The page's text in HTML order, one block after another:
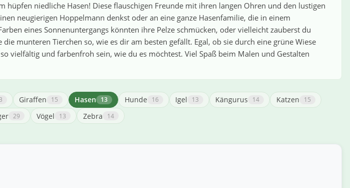
niedliche Hasen! Diese flauschigen Freunde mit ihren langen Ohren und den lustigen
neugierigen Hoppelmann denkst oder an eine ganze Hasenfamilie, die in einem
eines Sonnenuntergangs könnten ihre Pelze schmücken, oder vielleicht zauberst du
munteren Tierchen so, wie es dir am besten gefällt. Egal, ob sie durch eine grüne Wiese
vielfältig und farbenfroh sein, wie du es möchtest. Viel Spaß beim Malen und Gestalten
Giraffen 15 Hasen 13 Hunde 16 Igel 13 Kängurus 14 Katzen 15
29 Vögel 13 Zebra 14